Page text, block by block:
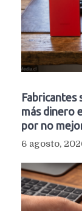
Fabricantes
más dinero
por no
6 agosto,